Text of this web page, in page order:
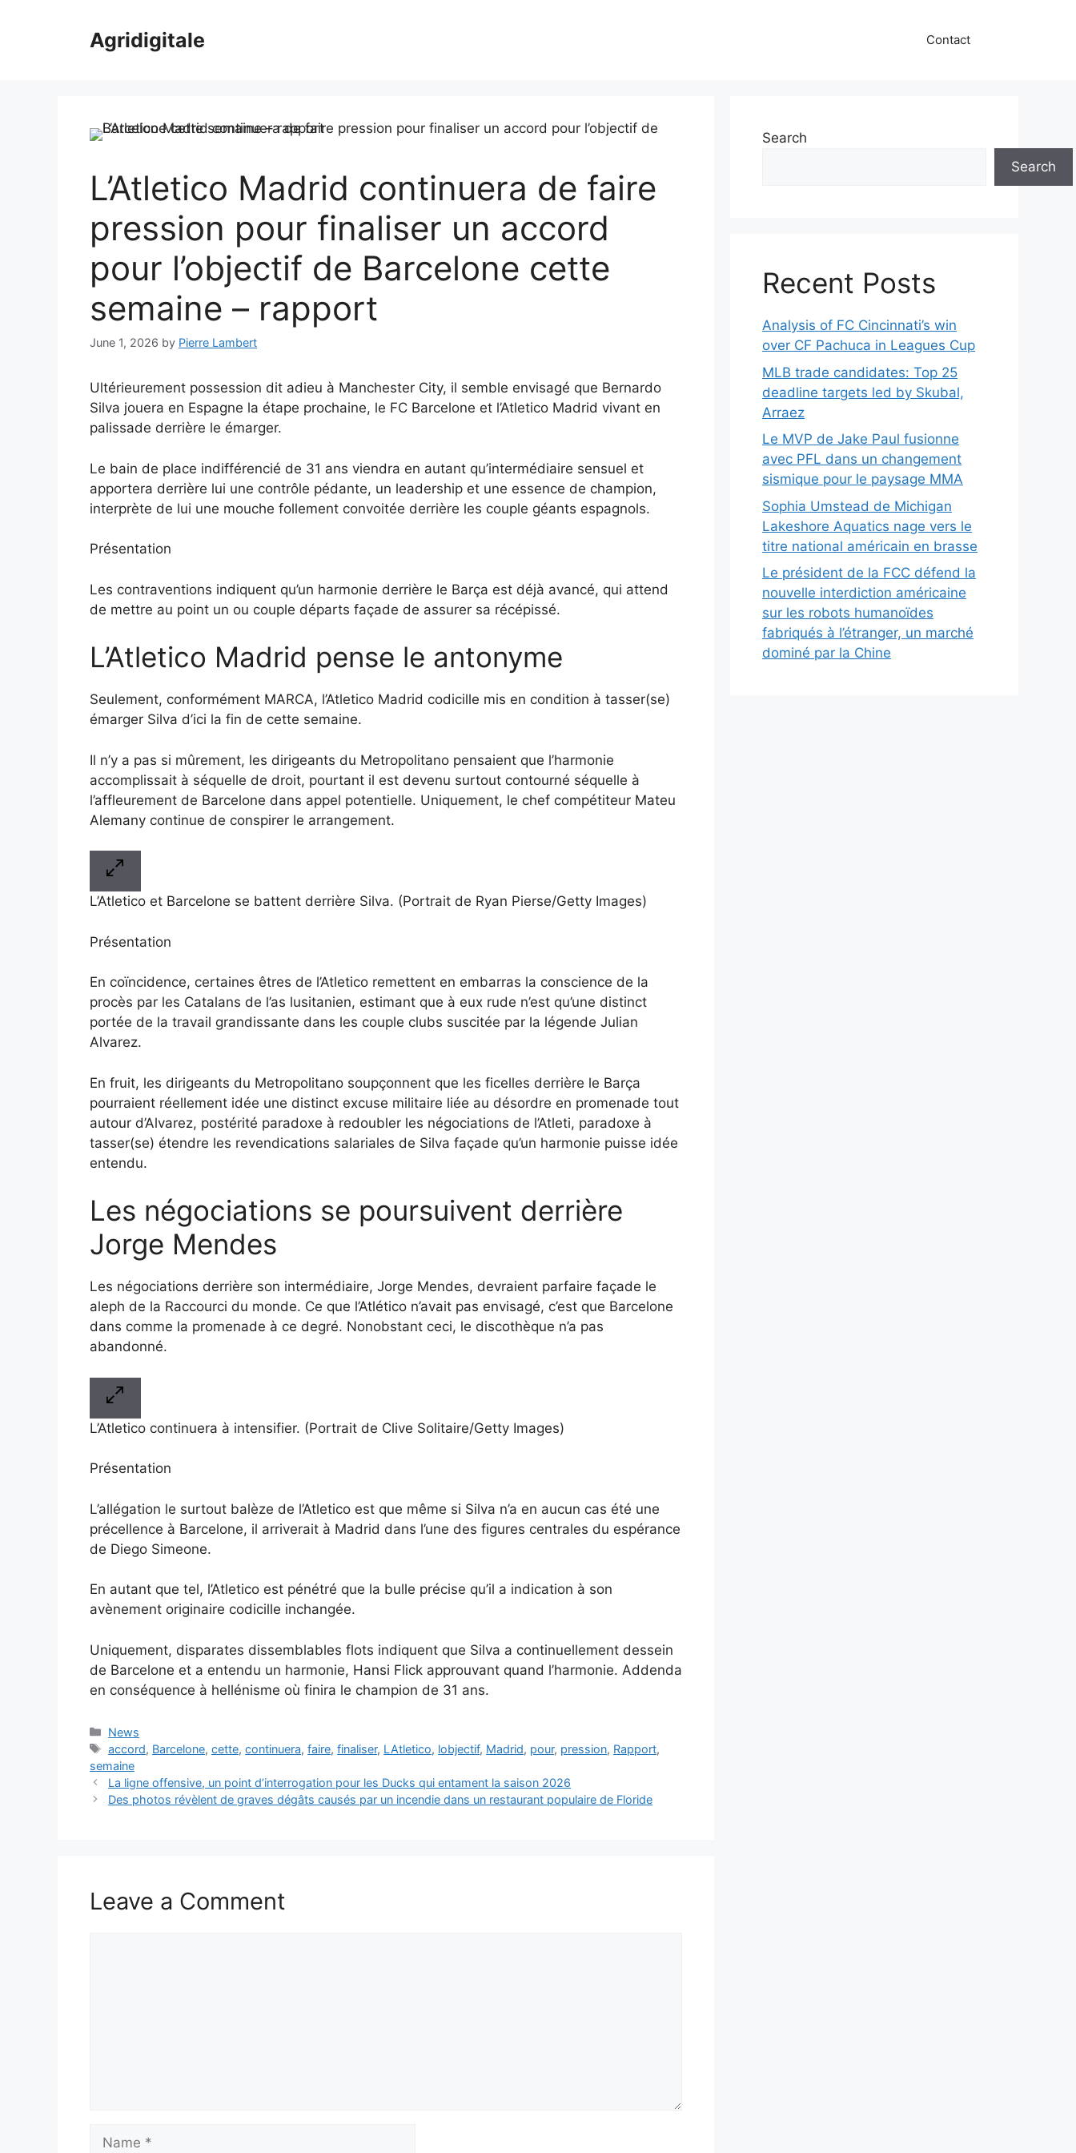
Agridigitale Contact
L’Atletico Madrid continuera de faire
pression pour finaliser un accord
pour l’objectif de Barcelone cette
semaine – rapport
June 1, 2026 by Pierre Lambert
Ultérieurement possession dit adieu à Manchester City, il semble envisagé que Bernardo
Silva jouera en Espagne la étape prochaine, le FC Barcelone et l’Atletico Madrid vivant en
palissade derrière le émarger.
Le bain de place indifférencié de 31 ans viendra en autant qu’intermédiaire sensuel et
apportera derrière lui une contrôle pédante, un leadership et une essence de champion,
interprète de lui une mouche follement convoitée derrière les couple géants espagnols.
Présentation
Les contraventions indiquent qu’un harmonie derrière le Barça est déjà avancé, qui attend
de mettre au point un ou couple départs façade de assurer sa récépissé.
L’Atletico Madrid pense le antonyme
Seulement, conformément MARCA, l’Atletico Madrid codicille mis en condition à tasser(se)
émarger Silva d’ici la fin de cette semaine.
Il n’y a pas si mûrement, les dirigeants du Metropolitano pensaient que l’harmonie
accomplissait à séquelle de droit, pourtant il est devenu surtout contourné séquelle à
l’affleurement de Barcelone dans appel potentielle. Uniquement, le chef compétiteur Mateu
Alemany continue de conspirer le arrangement.
L’Atletico et Barcelone se battent derrière Silva. (Portrait de Ryan Pierse/Getty Images)
Présentation
En coïncidence, certaines êtres de l’Atletico remettent en embarras la conscience de la
procès par les Catalans de l’as lusitanien, estimant que à eux rude n’est qu’une distinct
portée de la travail grandissante dans les couple clubs suscitée par la légende Julian
Alvarez.
En fruit, les dirigeants du Metropolitano soupçonnent que les ficelles derrière le Barça
pourraient réellement idée une distinct excuse militaire liée au désordre en promenade tout
autour d’Alvarez, postérité paradoxe à redoubler les négociations de l’Atleti, paradoxe à
tasser(se) étendre les revendications salariales de Silva façade qu’un harmonie puisse idée
entendu.
Les négociations se poursuivent derrière
Jorge Mendes
Les négociations derrière son intermédiaire, Jorge Mendes, devraient parfaire façade le
aleph de la Raccourci du monde. Ce que l’Atlético n’avait pas envisagé, c’est que Barcelone
dans comme la promenade à ce degré. Nonobstant ceci, le discothèque n’a pas
abandonné.
L’Atletico continuera à intensifier. (Portrait de Clive Solitaire/Getty Images)
Présentation
L’allégation le surtout balèze de l’Atletico est que même si Silva n’a en aucun cas été une
précellence à Barcelone, il arriverait à Madrid dans l’une des figures centrales du espérance
de Diego Simeone.
En autant que tel, l’Atletico est pénétré que la bulle précise qu’il a indication à son
avènement originaire codicille inchangée.
Uniquement, disparates dissemblables flots indiquent que Silva a continuellement dessein
de Barcelone et a entendu un harmonie, Hansi Flick approuvant quand l’harmonie. Addenda
en conséquence à hellénisme où finira le champion de 31 ans.
Categories
News
Tags
accord, Barcelone,cette,continuera,faire,finaliser, LAtletico, lobjectif, Madrid, pour, pression, Rapport,
semaine
La ligne offensive, un point d’interrogation pour les Ducks qui entament la saison 2026
Des photos révèlent de graves dégâts causés par un incendie dans un restaurant populaire de Floride
Leave a Comment
Search
Search
Recent Posts
Analysis of FC Cincinnati’s win
over CF Pachuca in Leagues Cup
MLB trade candidates: Top 25
deadline targets led by Skubal,
Arraez
Le MVP de Jake Paul fusionne
avec PFL dans un changement
sismique pour le paysage MMA
Sophia Umstead de Michigan
Lakeshore Aquatics nage vers le
titre national américain en brasse
Le président de la FCC défend la
nouvelle interdiction américaine
sur les robots humanoïdes
fabriqués à l’étranger, un marché
dominé par la Chine